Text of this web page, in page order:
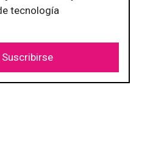
tecnología
Suscribirse